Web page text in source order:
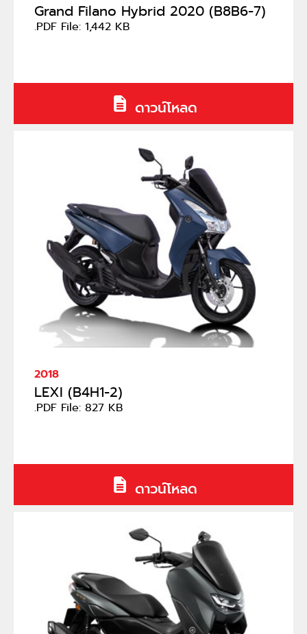
Grand Filano Hybrid 2020 (B8B6-7)
.PDF File: 1,442 KB
ดาวน์โหลด
2018
LEXI (B4H1-2)
.PDF File: 827 KB
ดาวน์โหลด